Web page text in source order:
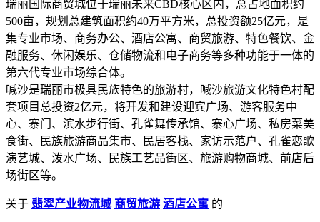
瑞丽国际商贸城位于瑞丽未来CBD核心区内，总占地面积约
500亩，规划总建筑面积约40万平方米，总投资额25亿元，是
集专业市场、商务办公、酒店公寓、商贸旅游、特色餐饮、金
融服务、休闲娱乐、仓储物流和电子商务等多种功能于一体的
第六代专业市场综合体。
喊沙是瑞丽市极具民族特色的旅游村，喊沙旅游文化特色村配
套项目总投资2亿元，将开发和建设迎宾广场、游客服务中
心、寨门、滨水步行街、孔雀舞传承馆、寨心广场、私房菜美
食街、民族旅游商品集市、民居客栈、家访示范户、孔雀恋歌
演艺城、泼水广场、民族工艺品街区、旅游购物商城、前店后
场街区等。
关于 翡翠产业物流城 商贸旅游 酒店公寓 的